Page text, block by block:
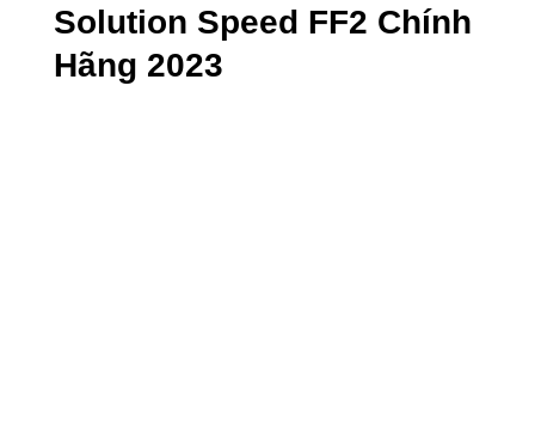
Solution Speed FF2 Chính
Hãng 2023